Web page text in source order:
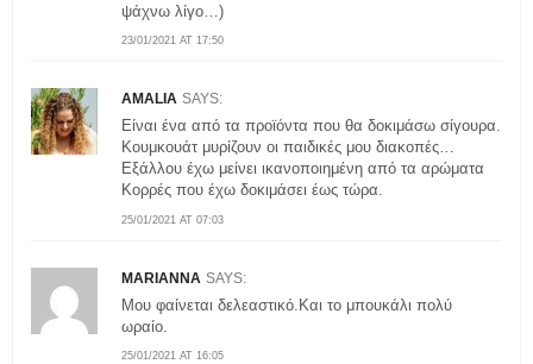
23/01/2021 AT 17:50
ψάχνω λίγο…)
AMALIA SAYS:
25/01/2021 AT 07:03
Είναι ένα από τα προϊόντα που θα δοκιμάσω σίγουρα.
Κουμκουάτ μυρίζουν οι παιδικές μου διακοπές…
Εξάλλου έχω μείνει ικανοποιημένη από τα αρώματα
Κορρές που έχω δοκιμάσει έως τώρα.
MARIANNA SAYS:
25/01/2021 AT 16:05
Μου φαίνεται δελεαστικό.Και το μπουκάλι πολύ
ωραίο.